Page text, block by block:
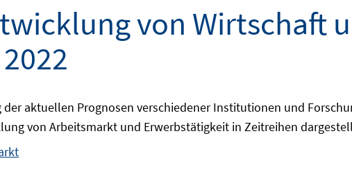
von Wirtschaft
aktuellen Prognosen verschiedener Institutionen und
von Arbeitsmarkt und Erwerbstätigkeit in Zeitreihen